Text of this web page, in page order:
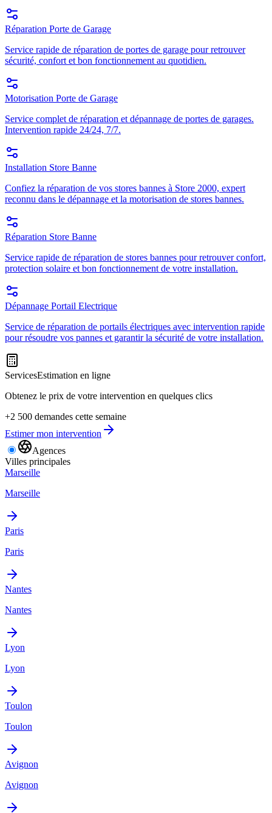
Réparation Porte de Garage
Service rapide de réparation de portes de garage pour retrouver
sécurité, confort et bon fonctionnement au quotidien.
Motorisation Porte de Garage
Service complet de réparation et dépannage de portes de garages.
Intervention rapide 24/24, 7/7.
Installation Store Banne
Confiez la réparation de vos stores bannes à Store 2000, expert
reconnu dans le dépannage et la motorisation de stores bannes.
Réparation Store Banne
Service rapide de réparation de stores bannes pour retrouver confort,
protection solaire et bon fonctionnement de votre installation.
Dépannage Portail Electrique
Service de réparation de portails électriques avec intervention rapide
pour résoudre vos pannes et garantir la sécurité de votre installation.
ServicesEstimation en ligne
Obtenez le prix de votre intervention en quelques clics
+2 500 demandes cette semaine
Estimer mon intervention
Agences
Villes principales
Marseille
Marseille
Paris
Paris
Nantes
Nantes
Lyon
Lyon
Toulon
Toulon
Avignon
Avignon